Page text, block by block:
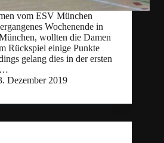
vom ESV München
Wochenende in
wollten die Damen
Rückspiel einige Punkte
gelang dies in der ersten
Dezember 2019